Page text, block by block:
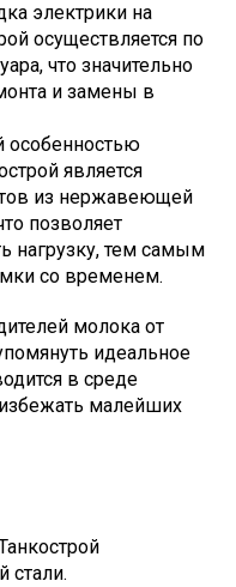
электрики на
осуществляется по
что значительно
и замены в
особенностью
является
из нержавеющей
позволяет
нагрузку, тем самым
со временем.
молока от
идеальное
в среде
избежать малейших
стали.